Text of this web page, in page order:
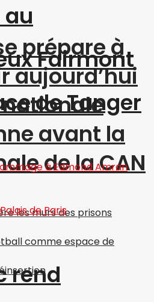
prépare à
aujourd’hui
nationale
avant la
de la CAN
au
Fairmont
de Tanger
rend